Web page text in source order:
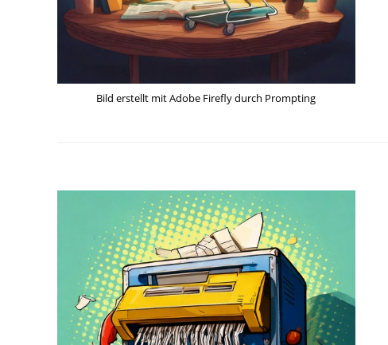
Bild erstellt mit Adobe Firefly durch Prompting